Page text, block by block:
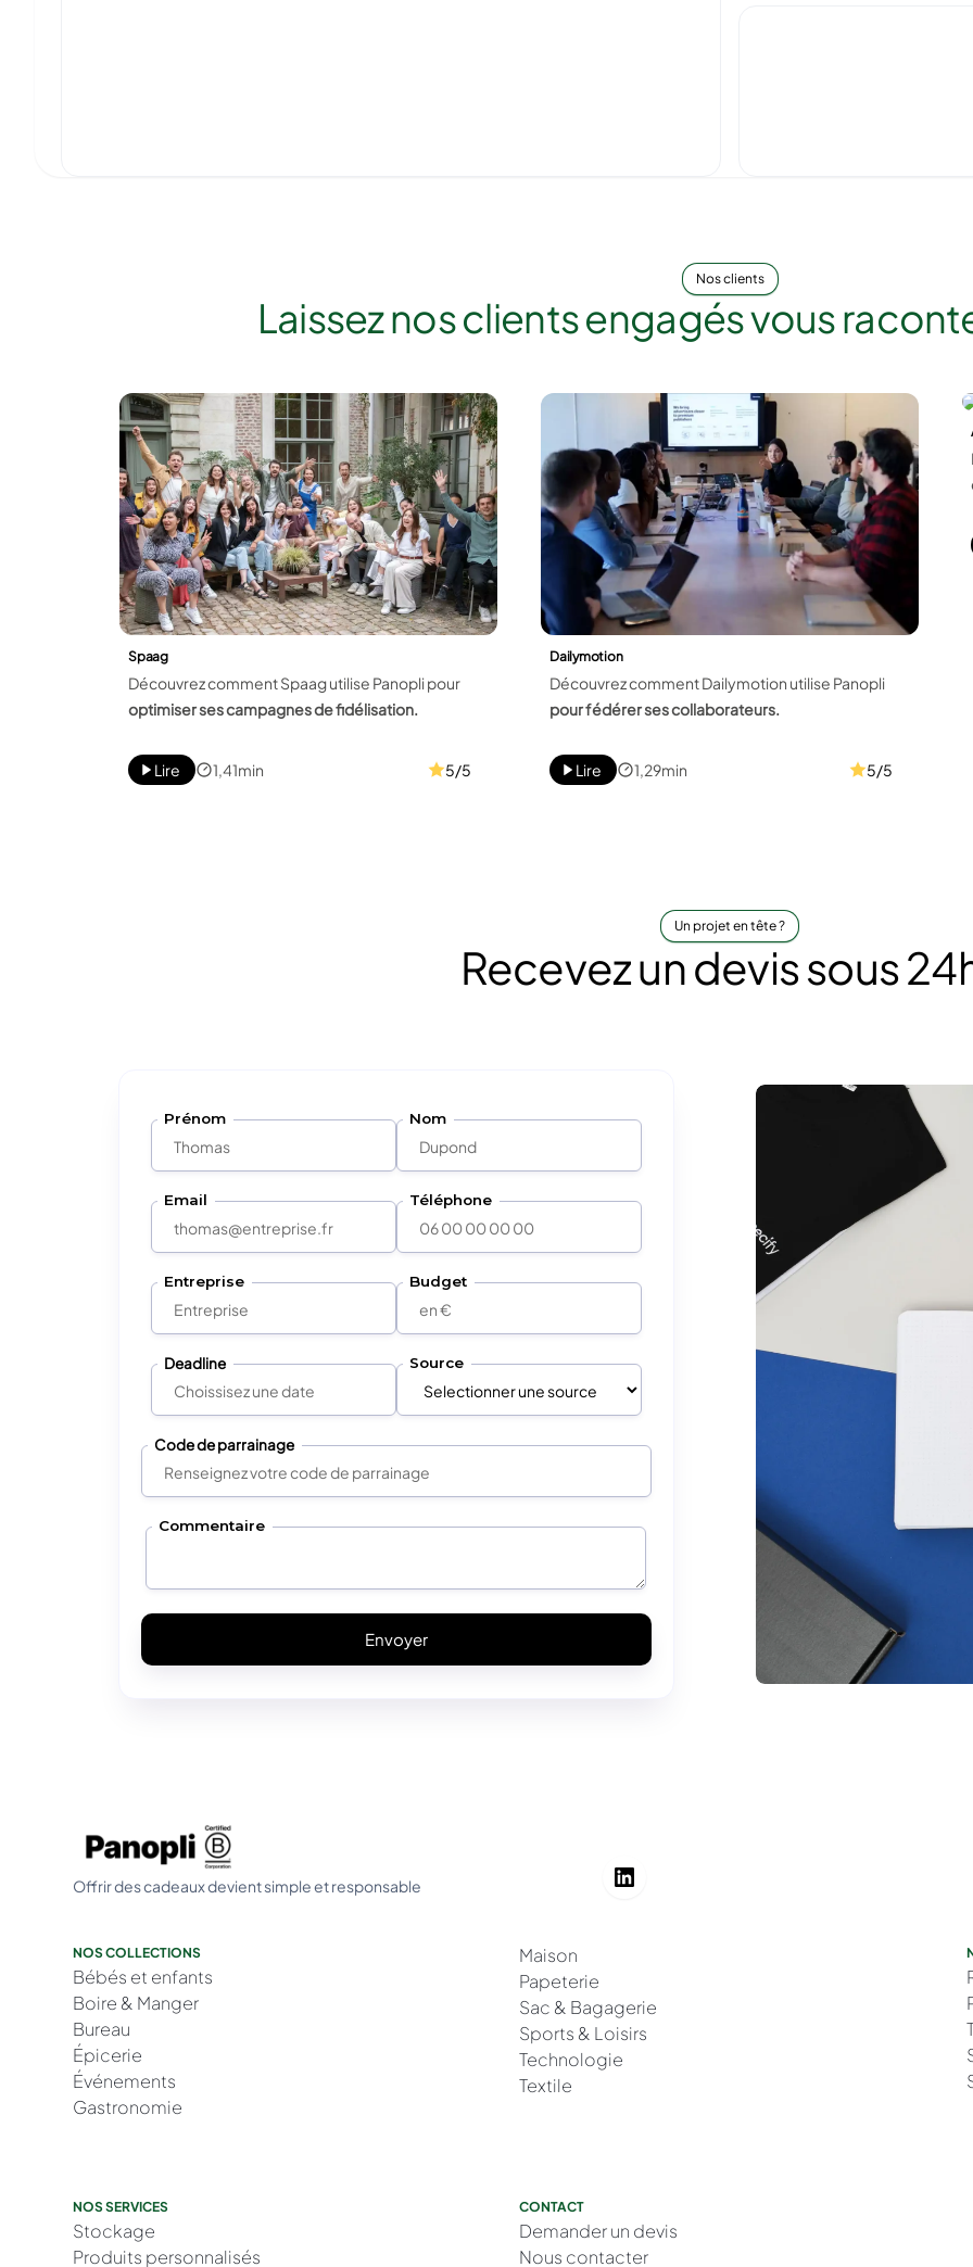
Nos clients
Laissez nos clients engagésvous
Spaag
Découvrez comment Spaag utilise Panopli pour
optimiser ses campagnes de fidélisation.
Lire 1,41min 5/5
Dailymotion
Découvrez comment Dailymotion utilise Panopli
pour fédérer ses collaborateurs.
Lire 1,29min 5/5
Un projet en tête ?
Recevez un devis sous
Prénom Nom
Email Téléphone
Entreprise Budget
Deadline Source
Code de parrainage
Commentaire
Offrir des cadeaux devient simple et responsable
NOS COLLECTIONS
Bébés et enfants
Boire & Manger
Bureau
Épicerie
Événements
Gastronomie
Maison
Papeterie
Sac & Bagagerie
Sports & Loisirs
Technologie
Textile
NOS SERVICES
Stockage
Produits personnalisés
CONTACT
Demander un devis
Nous contacter